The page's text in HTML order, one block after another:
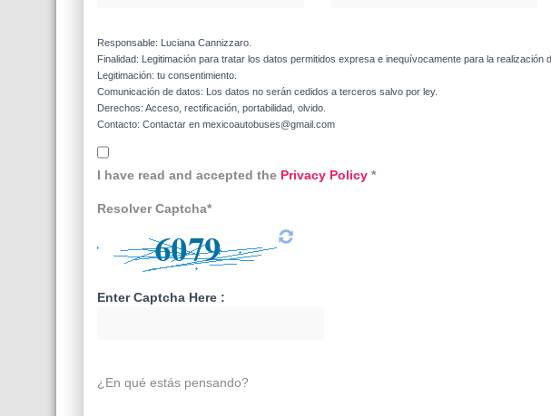
Responsable: Luciana Cannizzaro.
Finalidad: Legitimación para tratar los datos permitidos expresa e inequívocamente para la realización
Legitimación: tu consentimiento.
Comunicación de datos: Los datos no serán cedidos a terceros salvo por ley.
Derechos: Acceso, rectificación, portabilidad, olvido.
Contacto: Contactar en mexicoautobuses@gmail.com
I have read and accepted the Privacy Policy *
Resolver Captcha*
Enter Captcha Here :
¿En qué estás pensando?